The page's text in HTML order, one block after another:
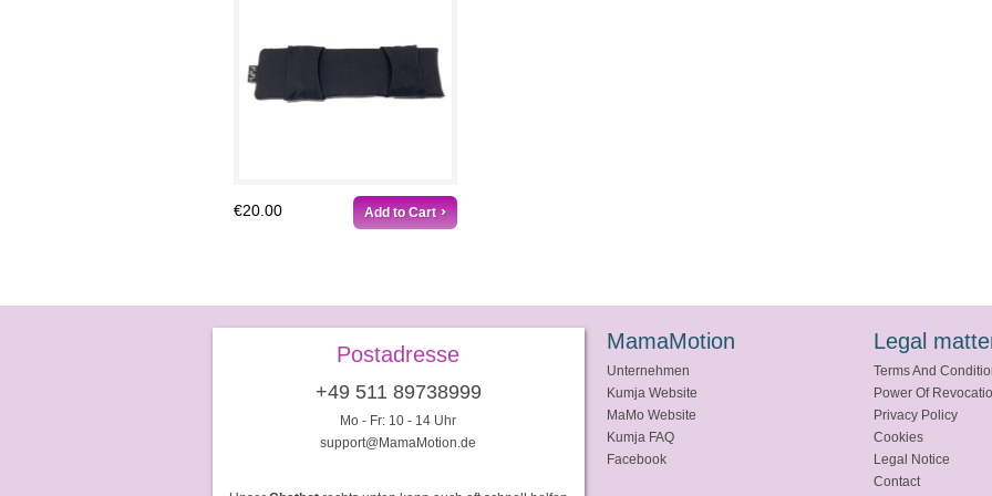
€20.00 Add to Cart
Postadresse
+49 511 89738999
Mo - Fr: 10 - 14 Uhr
support@MamaMotion.de
MamaMotion
Unternehmen
Kumja Website
MaMo Website
Kumja FAQ
Facebook
Legal
Terms And
Power Of
Privacy Policy
Cookies
Legal Notice
Contact